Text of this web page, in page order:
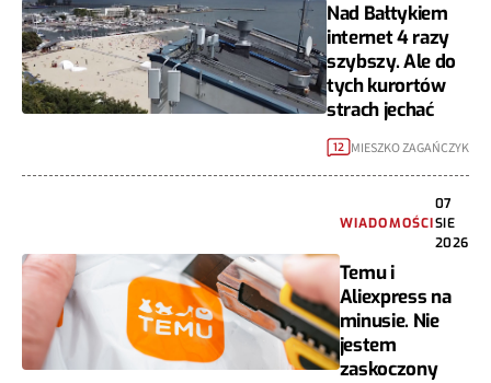
Nad Bałtykiem
internet 4 razy
szybszy. Ale do
tych kurortów
strach jechać
12 MIESZKO ZAGAŃCZYK
WIADOMOŚCI
07
SIE
2026
Temu i
Aliexpress na
minusie. Nie
jestem
zaskoczony